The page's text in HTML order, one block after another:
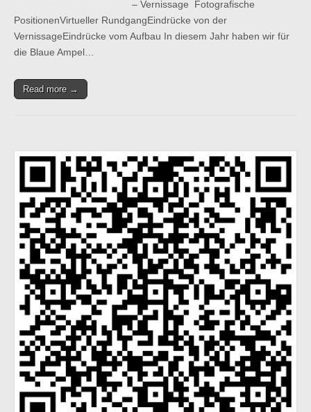
– Vernissage Fotografische
PositionenVirtueller RundgangEindrücke von der
VernissageEindrücke vom Aufbau In diesem Jahr haben wir für
die Blaue Ampel…
Read more →